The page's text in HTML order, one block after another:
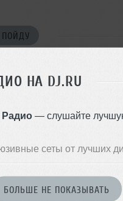
НА DJ.RU
Радио — слушайте
сеты от лучших
БОЛЬШЕ НЕ ПОКАЗЫВАТЬ
комментарий